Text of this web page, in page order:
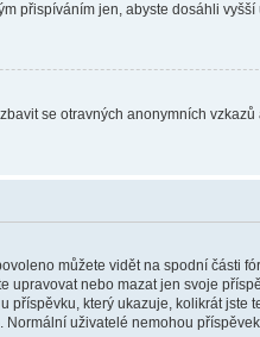
přispíváním jen, abyste dosáhli
se otravných anonymních
můžete vidět na spodní části
nebo mazat jen svoje
který ukazuje, kolikrát jste
uživatelé nemohou